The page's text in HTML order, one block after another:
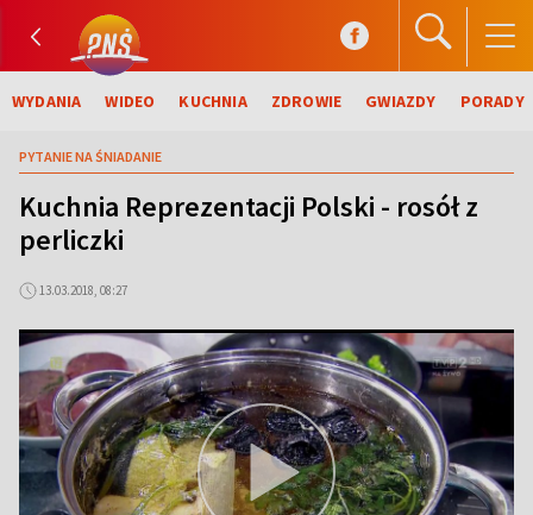
WYDANIA WIDEO KUCHNIA ZDROWIE GWIAZDY PORADY
PYTANIE NA ŚNIADANIE
Kuchnia Reprezentacji Polski - rosół z
perliczki
13.03.2018, 08:27